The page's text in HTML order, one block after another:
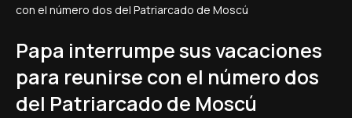
con el número dos del Patriarcado de Moscú
Papa interrumpe sus vacaciones
para reunirse con el número dos
del Patriarcado de Moscú